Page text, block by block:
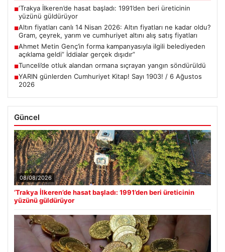
■‘Trakya İlkeren’de hasat başladı: 1991’den beri üreticinin
yüzünü güldürüyor
■Altın fiyatları canlı 14 Nisan 2026: Altın fiyatları ne kadar oldu?
Gram, çeyrek, yarım ve cumhuriyet altını alış satış fiyatları
■Ahmet Metin Genç’in forma kampanyasıyla ilgili belediyeden
açıklama geldi” İddialar gerçek dışıdır”
■Tunceli’de otluk alandan ormana sıçrayan yangın söndürüldü
■YARIN günlerden Cumhuriyet Kitap! Sayı 1903! / 6 Ağustos
2026
Güncel
08/08/2026
‘Trakya İlkeren’de hasat başladı: 1991’den beri üreticinin
yüzünü güldürüyor